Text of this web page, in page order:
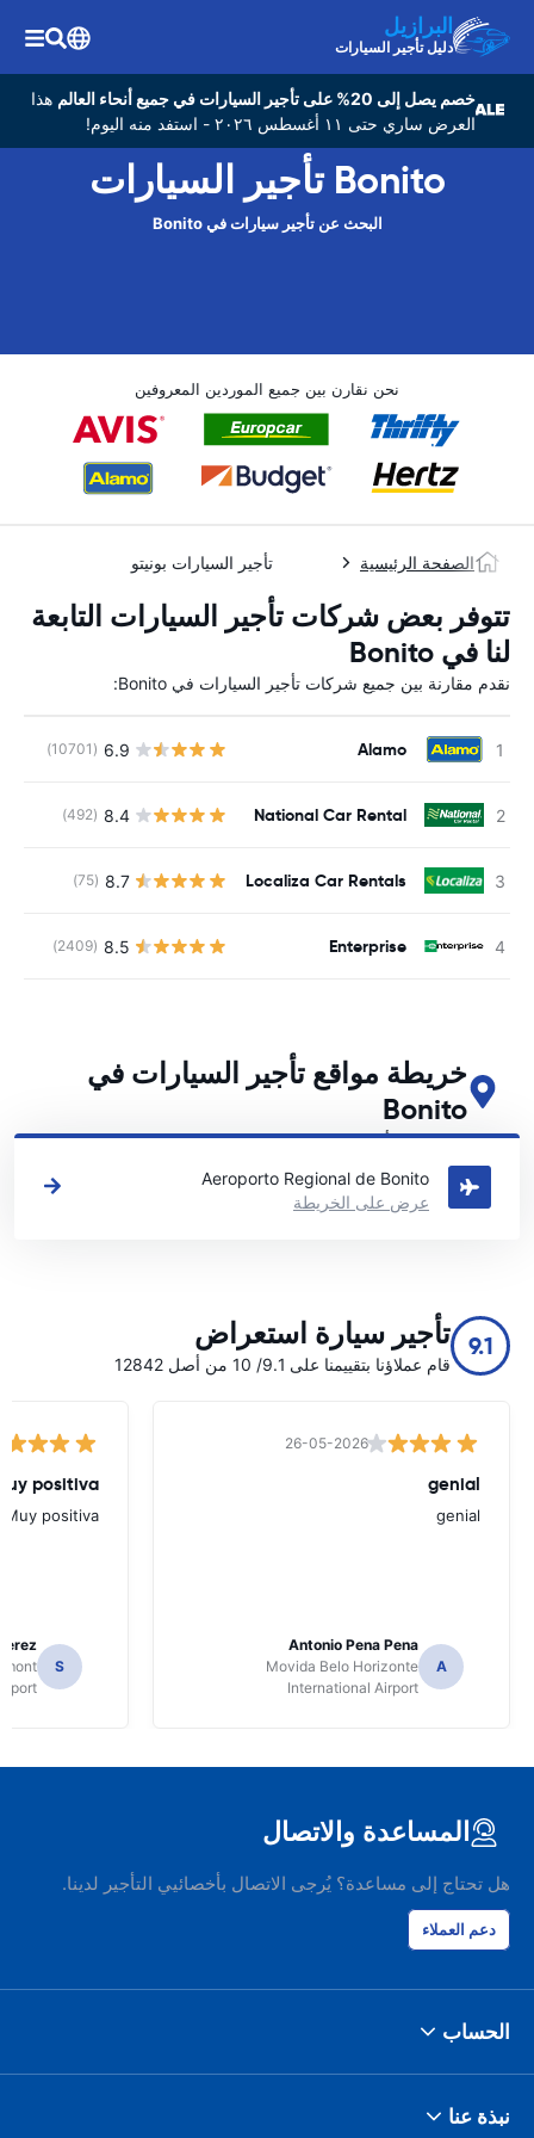
البرازيل
دليل تأجير السيارات
خصم يصل إلى 20% على تأجير السيارات في جميع أنحاء العالم
هذا
العرض ساري حتى ١١ أغسطس ٢٠٢٦ - استفد منه اليوم!
Bonito تأجير السيارات
البحث عن تأجير سيارات في Bonito
نحن نقارن بين جميع الموردين المعروفين
الصفحة الرئيسية تأجير السيارات بونيتو
تتوفر بعض شركات تأجير السيارات التابعة
لنا في Bonito
نقدم مقارنة بين جميع شركات تأجير السيارات في Bonito:
Alamo
6.9
(10701)
National Car Rental
8.4
(492)
Localiza Car Rentals
8.7
(75)
Enterprise
8.5
(2409)
خريطة مواقع تأجير السيارات في
Bonito
اطلع على مواقع تأجير السيارات الرئيسية لدينا في Bonito
Aeroporto Regional de Bonito
عرض على الخريطة
9.1 تأجير سيارة استعراض
قام عملاؤنا بتقييمنا على 9.1/ 10 من أصل 12842
26-05-2026
genial
genial
A
Antonio Pena Pena
Movida Belo Horizonte
International Airport
positiva
Muy positiva
S
المساعدة والاتصال
هل تحتاج إلى مساعدة؟ يُرجى الاتصال بأخصائيي التأجير لدينا.
دعم العملاء
الحساب
نبذة عنا